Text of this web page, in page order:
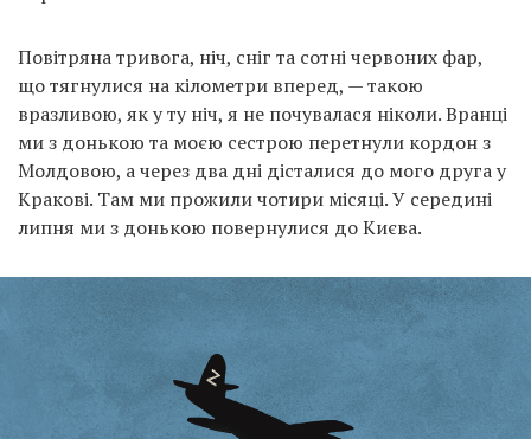
Повітряна тривога, ніч, сніг та сотні червоних фар,
що тягнулися на кілометри вперед, — такою
вразливою, як у ту ніч, я не почувалася ніколи. Вранці
ми з донькою та моєю сестрою перетнули кордон з
Молдовою, а через два дні дісталися до мого друга у
Кракові. Там ми прожили чотири місяці. У середині
липня ми з донькою повернулися до Києва.